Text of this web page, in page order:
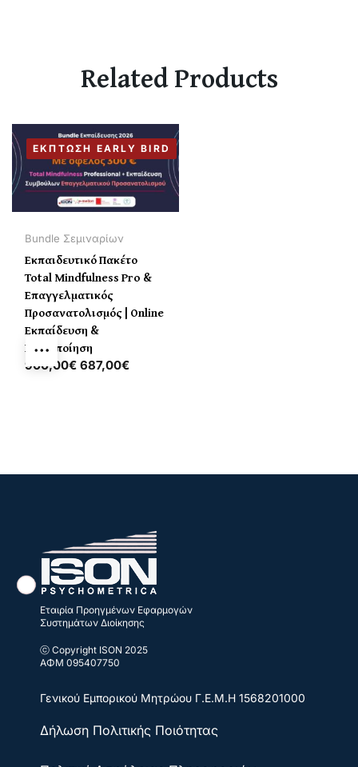
Related Products
ΈΚΠΤΩΣΗ EARLY BIRD
Bundle Σεμιναρίων
Εκπαιδευτικό Πακέτο
Total Mindfulness Pro &
Επαγγελματικός
Προσανατολισμός | Online
Εκπαίδευση &
Πιστοποίηση
900,00€ 687,00€
Εταιρία Προηγμένων Εφαρμογών
Συστημάτων Διοίκησης
ⓒ Copyright ISON 2025
ΑΦΜ 095407750
Γενικού Εμπορικού Μητρώου Γ.Ε.Μ.Η 1568201000
Δήλωση Πολιτικής Ποιότητας